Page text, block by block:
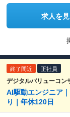
求人を
終了間近 正社員
デジタルバリューコン
AI駆動エンジニア
り｜年休120日